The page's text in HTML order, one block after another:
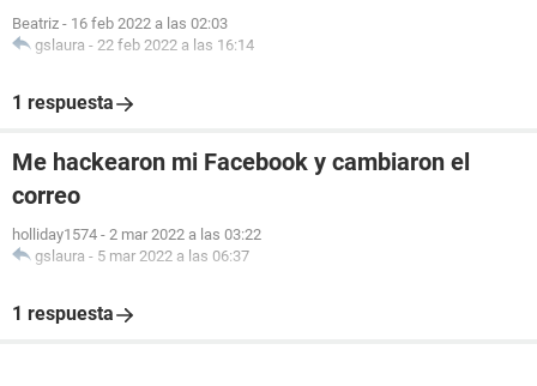
Beatriz - 16 feb 2022 a las 02:03
gslaura - 22 feb 2022 a las 16:14
1 respuesta
Me hackearon mi Facebook y cambiaron el
correo
holliday1574 - 2 mar 2022 a las 03:22
gslaura - 5 mar 2022 a las 06:37
1 respuesta